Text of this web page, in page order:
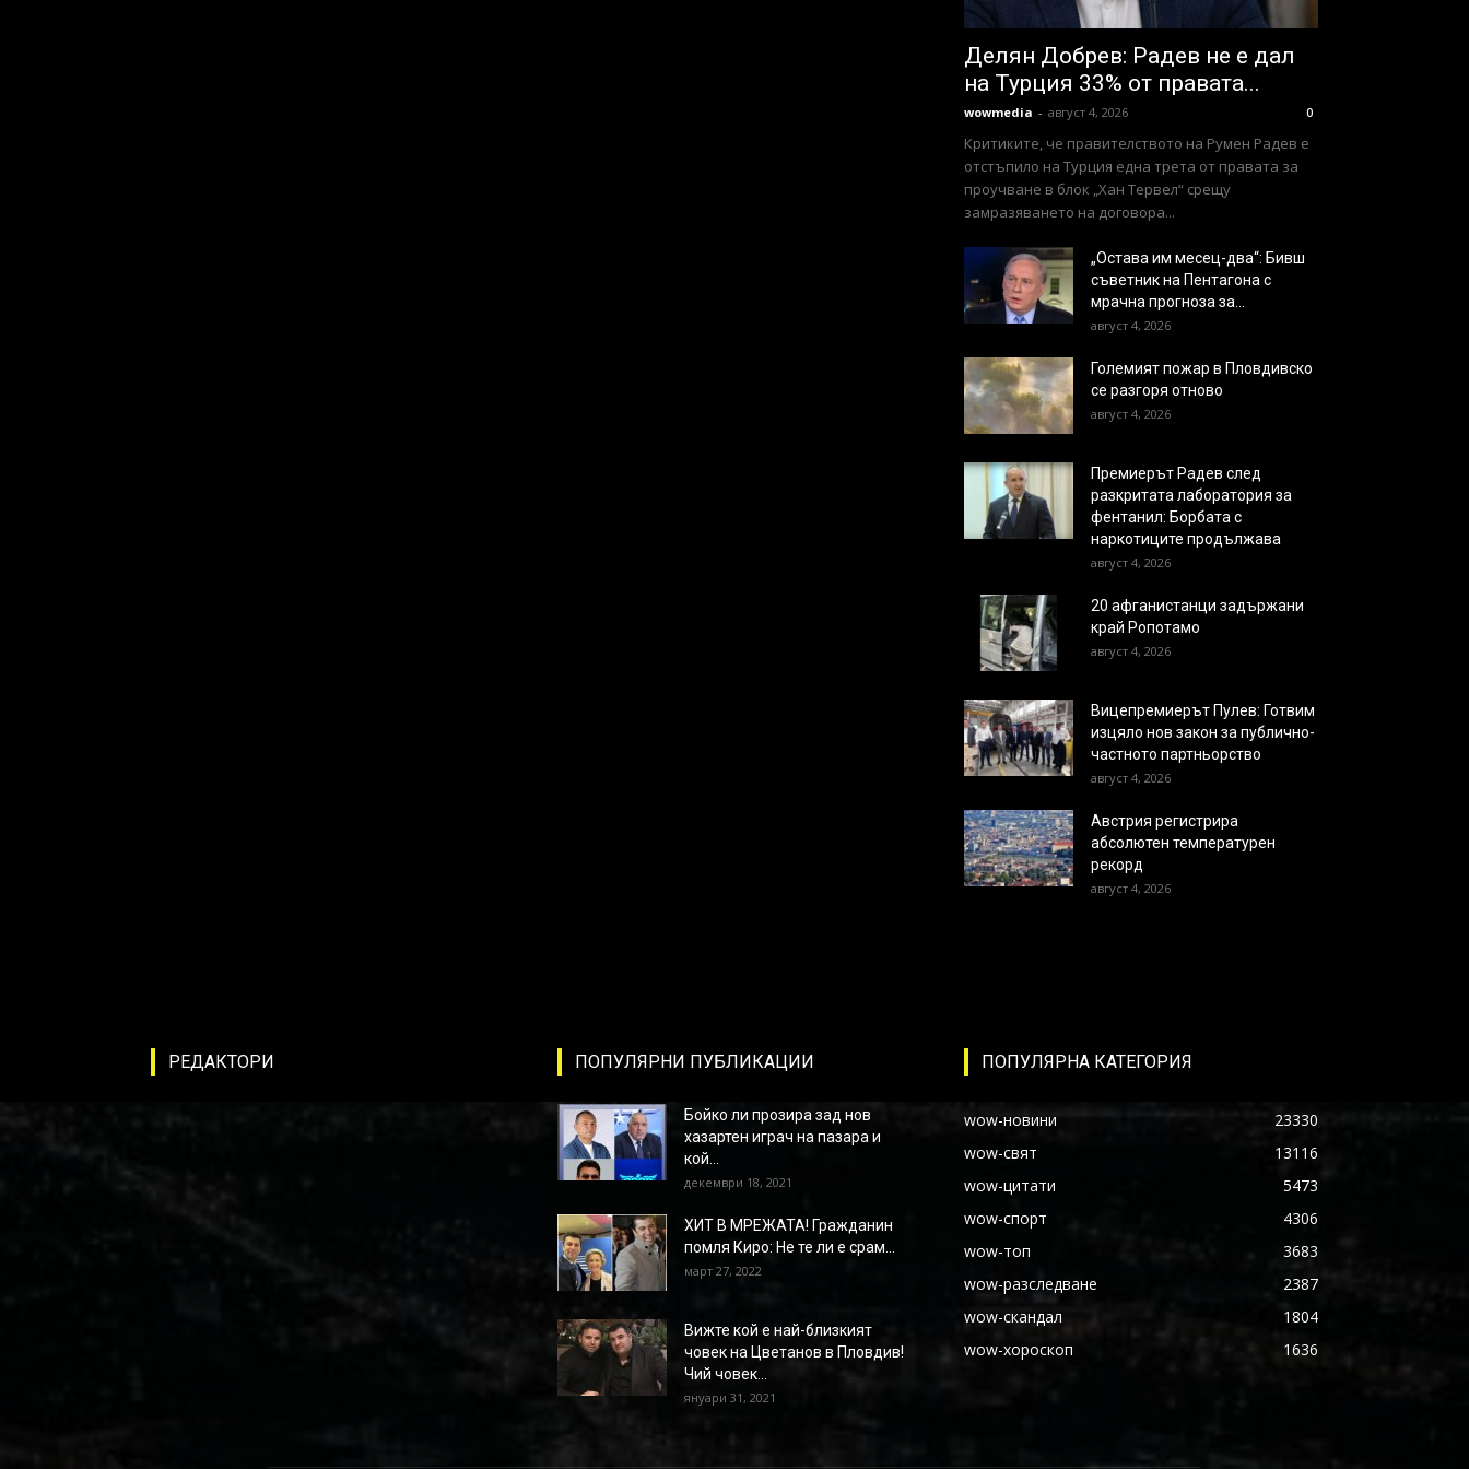
Делян Добрев: Радев не е дал
на Турция 33% от правата...
wowmedia - август 4, 2026 0
Критиките, че правителството на Румен Радев е
отстъпило на Турция една трета от правата за
проучване в блок „Хан Тервел“ срещу
замразяването на договора...
„Остава им месец-два“: Бивш
съветник на Пентагона с
мрачна прогноза за...
август 4, 2026
Големият пожар в Пловдивско
се разгоря отново
август 4, 2026
Премиерът Радев след
разкритата лаборатория за
фентанил: Борбата с
наркотиците продължава
август 4, 2026
20 афганистанци задържани
край Ропотамо
август 4, 2026
Вицепремиерът Пулев: Готвим
изцяло нов закон за публично-
частното партньорство
август 4, 2026
Австрия регистрира
абсолютен температурен
рекорд
август 4, 2026
РЕДАКТОРИ ПОПУЛЯРНИ ПУБЛИКАЦИИ
Бойко ли прозира зад нов
хазартен играч на пазара и
кой...
декември 18, 2021
ХИТ В МРЕЖАТА! Гражданин
помля Киро: Не те ли е срам...
март 27, 2022
Вижте кой е най-близкият
човек на Цветанов в Пловдив!
Чий човек...
януари 31, 2021
ПОПУЛЯРНА КАТЕГОРИЯ
wow-новини
23330
wow-свят
13116
wow-цитати
5473
wow-спорт
4306
wow-топ
3683
wow-разследване
2387
wow-скандал
1804
wow-хороскоп
1636